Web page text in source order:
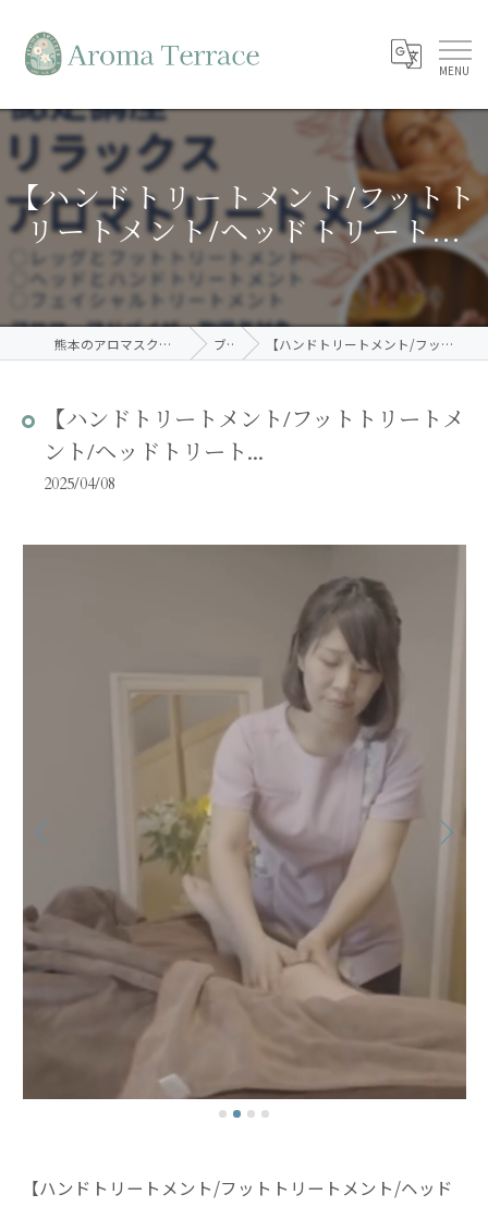
【ハンドトリートメント/フットト
リートメント/ヘッドトリート...
熊本のアロマスクールならAroma Terrace ブログ 【ハンドトリートメント/フットトリートメント/ヘッドトリート...
【ハンドトリートメント/フットトリートメ
ント/ヘッドトリート...
2025/04/08
【ハンドトリートメント/フットトリートメント/ヘッド